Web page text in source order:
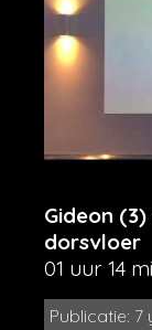
Gideon
dorsvloer
01 uur 14
Publicatie: